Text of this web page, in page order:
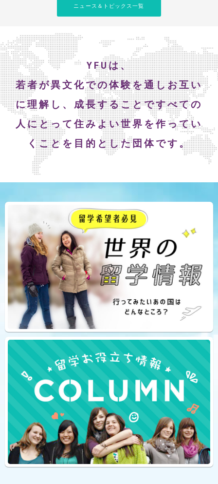
ニュース＆トピックス一覧
YFUは、
若者が異文化での体験を通しお互い
に理解し、成長することですべての
人にとって住みよい世界を作ってい
くことを 目的とした団体です。